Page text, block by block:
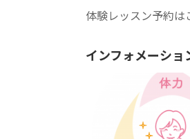
体験レッスン予約は
インフォメーショ